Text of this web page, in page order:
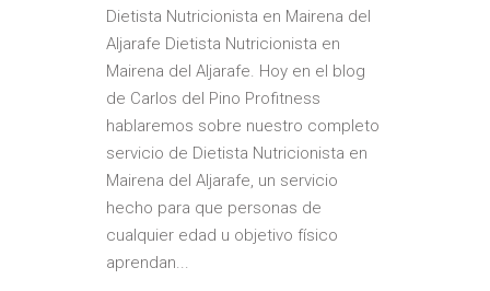
Dietista Nutricionista en Mairena del
Aljarafe Dietista Nutricionista en
Mairena del Aljarafe. Hoy en el blog
de Carlos del Pino Profitness
hablaremos sobre nuestro completo
servicio de Dietista Nutricionista en
Mairena del Aljarafe, un servicio
hecho para que personas de
cualquier edad u objetivo físico
aprendan...